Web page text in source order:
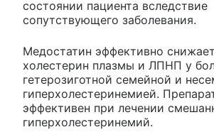
состоянии пациента вследствие
сопутствующего заболевания.
Медостатин эффективно
холестерин плазмы и ЛПНП у
гетерозиготной семейной и
гиперхолестеринемией.
эффективен при лечении
гиперхолестеринемий.